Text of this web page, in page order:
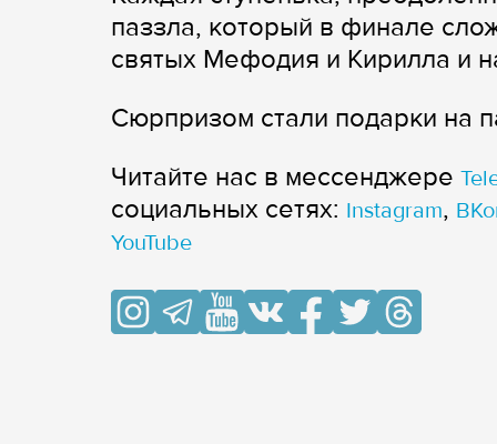
паззла, который в финале
святых Мефодия и Кирилла и
Сюрпризом стали подарки на
Читайте нас в мессенджере
cоциальных сетях: Instagram,
YouTube